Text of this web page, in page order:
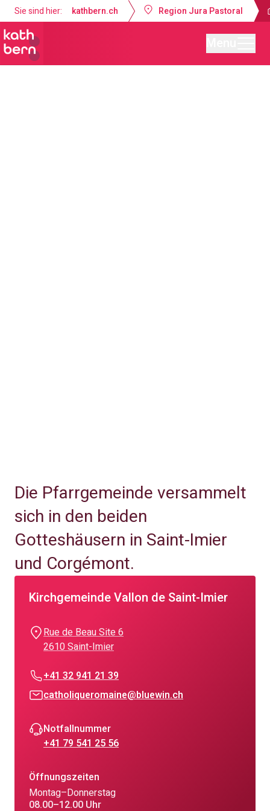
Sie sind hier: kathbern.ch Region Jura Pastoral
Die Pfarrgemeinde versammelt
sich in den beiden
Gotteshäusern in Saint-Imier
und Corgémont.
Kirchgemeinde Vallon de Saint-Imier
Rue de Beau Site 6
2610 Saint-Imier
+41 32 941 21 39
catholiqueromaine@bluewin.ch
Notfallnummer
+41 79 541 25 56
Öffnungszeiten
Montag–Donnerstag
08.00–12.00 Uhr